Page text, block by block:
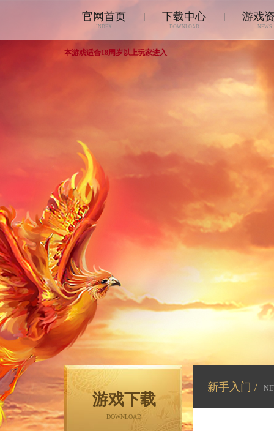
官网首页
INDEX
下载中心
DOWNLOAD
游戏
NEWS
本游戏适合18周岁以上玩家进入
游戏下载
DOWNLOAD
新手入门 /